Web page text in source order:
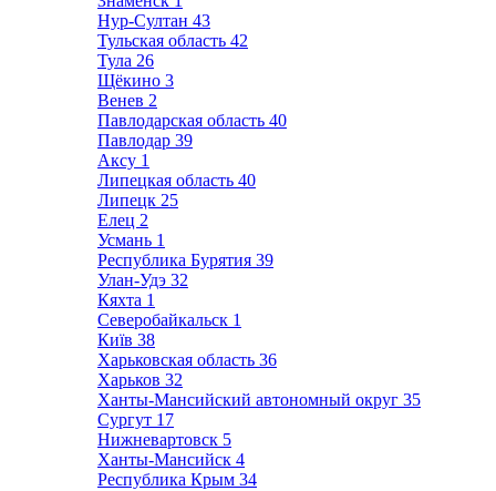
Нур-Султан 43
Тульская область 42
Тула 26
Щёкино 3
Венев 2
Павлодарская область 40
Павлодар 39
Аксу 1
Липецкая область 40
Липецк 25
Елец 2
Усмань 1
Республика Бурятия 39
Улан-Удэ 32
Кяхта 1
Северобайкальск 1
Київ 38
Харьковская область 36
Харьков 32
Ханты-Мансийский автономный округ 35
Сургут 17
Нижневартовск 5
Ханты-Мансийск 4
Республика Крым 34